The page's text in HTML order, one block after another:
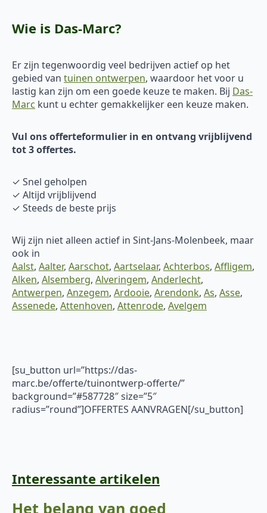
Wie is Das-Marc?
Er zijn tegenwoordig veel bedrijven actief op het
gebied van tuinen ontwerpen, waardoor het voor u
lastig kan zijn om een goede keuze te maken. Bij Das-
Marc kunt u echter gemakkelijker een keuze maken.
Vul ons offerteformulier in en ontvang vrijblijvend
tot 3 offertes.
✓ Snel geholpen
✓ Altijd vrijblijvend
✓ Steeds de beste prijs
Wij zijn niet alleen actief in Sint-Jans-Molenbeek, maar
ook in
Aalst, Aalter, Aarschot, Aartselaar, Achterbos, Affligem,
Alken, Alsemberg, Alveringem, Anderlecht,
Antwerpen, Anzegem, Ardooie, Arendonk, As, Asse,
Assenede, Attenhoven, Attenrode, Avelgem
[su_button url=”https://das-
marc.be/offerte/tuinontwerp-offerte/”
background=”#587728″ size=”5″
radius=”round”]OFFERTES AANVRAGEN[/su_button]
Interessante artikelen
Het belang van goed